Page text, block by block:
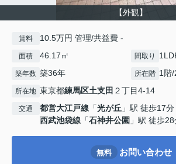
【外観】
賃料 10.5万円 管理/共益費 -
面積 46.17㎡ 間取り
築年数 築36年 所在階 1階/
所在地 東京都練馬区土支田 ２丁目4-14
交通 都営大江戸線 「光が丘 」駅 徒歩17分
西武池袋線 「石神井公園 」駅 徒歩
無料 お問い合わせ